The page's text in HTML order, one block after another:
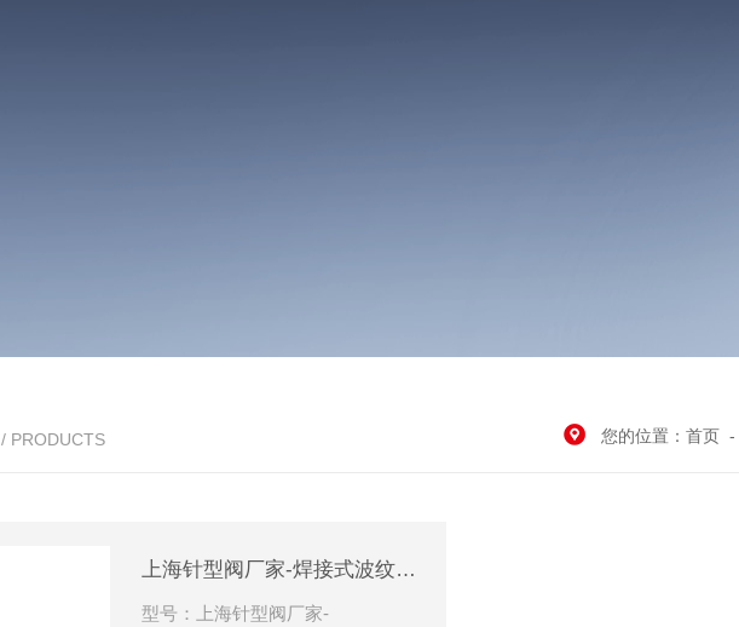
/ PRODUCTS 您的位置： 首页 -
上海针型阀厂家-焊接式波纹管针型截止阀
型号：上海针型阀厂家-